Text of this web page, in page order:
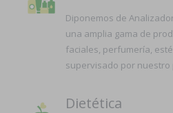
Diponemos de
una amplia gama de
faciales, perfumería,
supervisado por
Dietética